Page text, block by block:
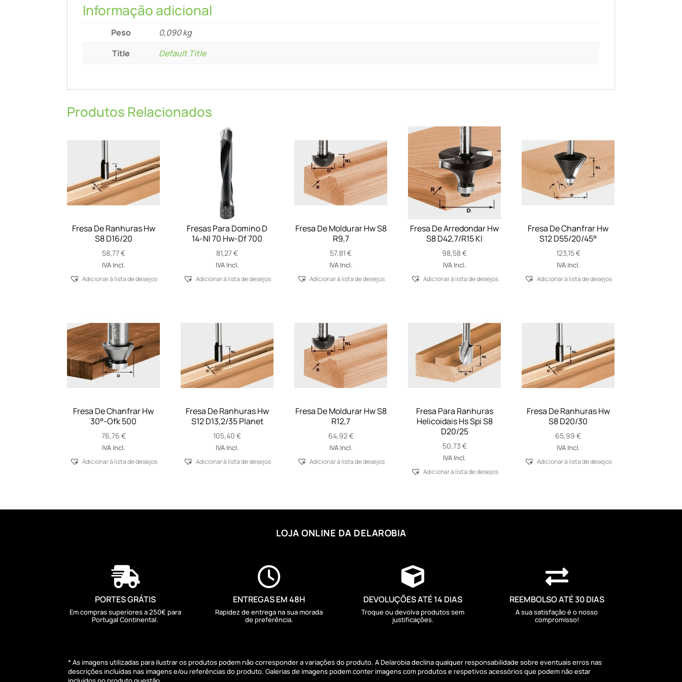
Informação adicional
Peso
0,090 kg
Title
Default Title
Produtos Relacionados
Fresa De Ranhuras Hw
S8 D16/20
58,77€
IVA Incl.
Adicionar á lista de desejos
Fresas Para Domino D
14-Nl 70 Hw-Df 700
81,27€
IVA Incl.
Adicionar á lista de desejos
Fresa De Moldurar Hw S8
R9,7
57,81€
IVA Incl.
Adicionar á lista de desejos
Fresa De Arredondar Hw
S8 D42,7/R15 Kl
98,58€
IVA Incl.
Adicionar á lista de desejos
Fresa De Chanfrar Hw
S12 D55/20/45°
123,15€
IVA Incl.
Adicionar á lista de desejos
Fresa De Chanfrar Hw
30°-Ofk 500
76,76 €
IVA Incl.
Adicionar á lista de desejos
Fresa De Ranhuras Hw
S12 D13,2/35 Planet
105,40€
IVA Incl.
Adicionar á lista de desejos
Fresa De Moldurar Hw S8
R12,7
64,92€
IVA Incl.
Adicionar á lista de desejos
Fresa Para Ranhuras
Helicoidais Hs Spi S8
D20/25
50,73 €
IVA Incl.
Adicionar á lista de desejos
Fresa De Ranhuras Hw
S8 D20/30
65,99€
IVA Incl.
Adicionar á lista de desejos
LOJA ONLINE DA DELAROBIA

PORTES GRÁTIS
Em compras superiores a 250€ para
Portugal Continental.

ENTREGAS EM 48H
Rapidez de entrega na sua morada
de preferência.

DEVOLUÇÕES ATÉ 14 DIAS
Troque ou devolva produtos sem
justificações.

REEMBOLSO ATÉ 30 DIAS
A sua satisfação é o nosso
compromisso!
* As imagens utilizadas para ilustrar os produtos podem não corresponder a variações do produto. A Delarobia declina qualquer responsabilidade sobre eventuais erros nas
descrições incluídas nas imagens e/ou referências do produto. Galerias de imagens podem conter imagens com produtos e respetivos acessórios que podem não estar